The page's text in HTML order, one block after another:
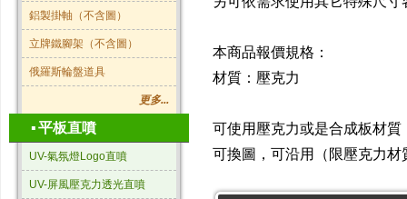
鋁製掛軸（不含圖）
立牌鐵腳架（不含圖）
俄羅斯輪盤道具
更多...
▪平板直噴
UV-氣氛燈Logo直噴
UV-屏風壓克力透光直噴
本商品報價規格：
材質：壓克力
可使用壓克力或是合成板材
可換圖，可沿用（限壓克力